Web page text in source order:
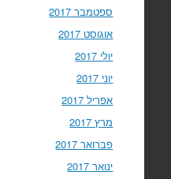
ספטמבר 2017
אוגוסט 2017
יולי 2017
יוני 2017
אפריל 2017
מרץ 2017
פברואר 2017
ינואר 2017